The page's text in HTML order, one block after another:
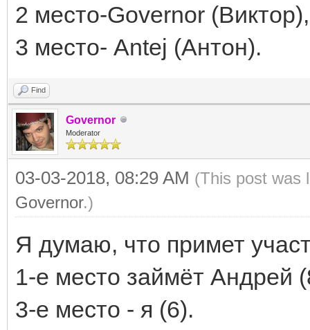
2 место-Governor (Виктор),
3 место- Antej (Антон).
Find
Governor
Moderator
03-03-2018, 08:29 AM (This post was
Governor.)
Я думаю, что примет
1-е место займёт Андрей
3-е место - я (6).